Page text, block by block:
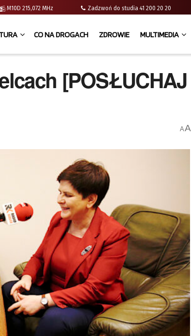
M10D 215,072 MHz Zadzwoń do studia 41 200 20 20
CO NA DROGACH ZDROWIE MULTIMEDIA
[POSŁUCHAJ
AA